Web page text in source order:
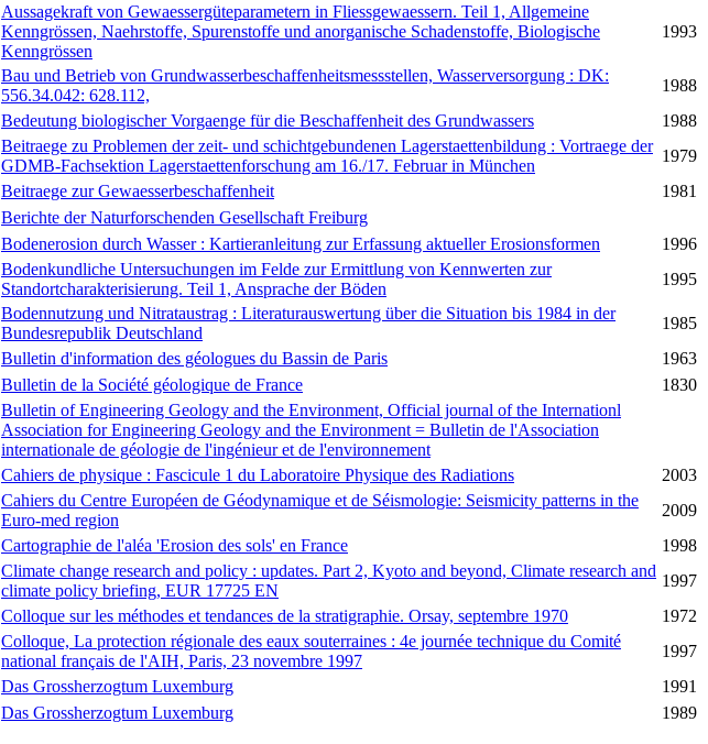
Aussagekraft von Gewaessergüteparametern in Fliessgewaessern. Teil 1, Allgemeine
Kenngrössen, Naehrstoffe, Spurenstoffe und anorganische Schadenstoffe, Biologische
Kenngrössen
1993
Bau und Betrieb von Grundwasserbeschaffenheitsmessstellen, Wasserversorgung : DK:
556.34.042: 628.112,
1988
Bedeutung biologischer Vorgaenge für die Beschaffenheit des Grundwassers
1988
Beitraege zu Problemen der zeit- und schichtgebundenen Lagerstaettenbildung : Vortraege der
GDMB-Fachsektion Lagerstaettenforschung am 16./17. Februar in München
1979
Beitraege zur Gewaesserbeschaffenheit
1981
Berichte der Naturforschenden Gesellschaft Freiburg
Bodenerosion durch Wasser : Kartieranleitung zur Erfassung aktueller Erosionsformen
1996
Bodenkundliche Untersuchungen im Felde zur Ermittlung von Kennwerten zur
Standortcharakterisierung. Teil 1, Ansprache der Böden
1995
Bodennutzung und Nitrataustrag : Literaturauswertung über die Situation bis 1984 in der
Bundesrepublik Deutschland
1985
Bulletin d'information des géologues du Bassin de Paris
1963
Bulletin de la Société géologique de France 1830
Bulletin of Engineering Geology and the Environment, Official journal of the Internationl
Association for Engineering Geology and the Environment = Bulletin de l'Association
internationale de géologie de l'ingénieur et de l'environnement
Cahiers de physique : Fascicule 1 du Laboratoire Physique des Radiations
2003
Cahiers du Centre Européen de Géodynamique et de Séismologie: Seismicity patterns in the
Euro-med region
2009
Cartographie de l'aléa 'Erosion des sols' en France
1998
Climate change research and policy : updates. Part 2, Kyoto and beyond, Climate research and
climate policy briefing, EUR 17725 EN
1997
Colloque sur les méthodes et tendances de la stratigraphie. Orsay, septembre 1970
1972
Colloque, La protection régionale des eaux souterraines : 4e journée technique du Comité
national français de l'AIH, Paris, 23 novembre 1997
1997
Das Grossherzogtum Luxemburg
1991
Das Grossherzogtum Luxemburg 1989